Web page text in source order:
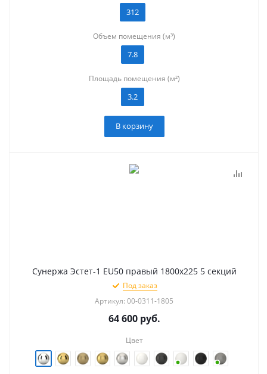
312
Объем помещения (м³)
7.8
Площадь помещения (м²)
3.2
В корзину
Сунержа Эстет-1 EU50 правый 1800х225 5 секций
Под заказ
Артикул: 00-0311-1805
64 600руб.
Цвет